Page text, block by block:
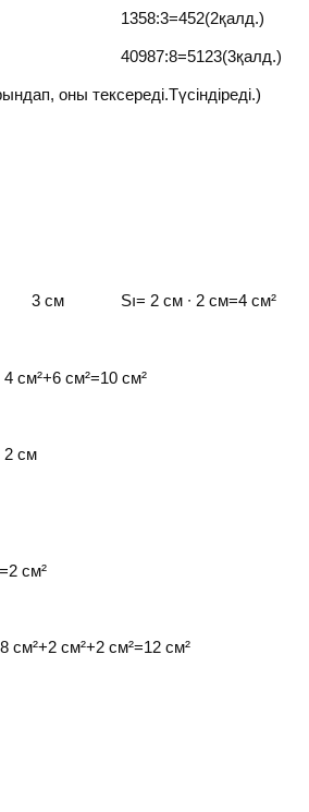
1358:3=452(2қалд.)
40987:8=5123(3қалд.)
оны тексереді.Түсіндіреді.)
2 см ∙ 2 см=4 см²
см²=10 см²
см²
см²=12 см²